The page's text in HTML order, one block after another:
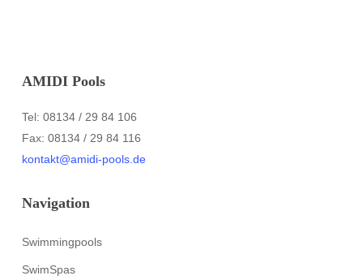
AMIDI Pools
Tel: 08134 / 29 84 106
Fax: 08134 / 29 84 116
kontakt@amidi-pools.de
Navigation
Swimmingpools
SwimSpas